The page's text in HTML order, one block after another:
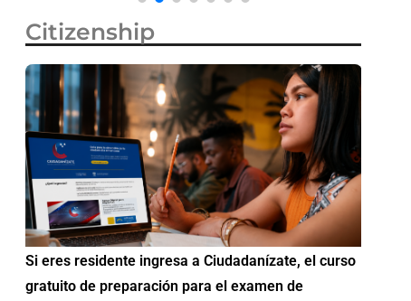
Citizenship
Si eres residente ingresa a Ciudadanízate, el curso
gratuito de preparación para el examen de